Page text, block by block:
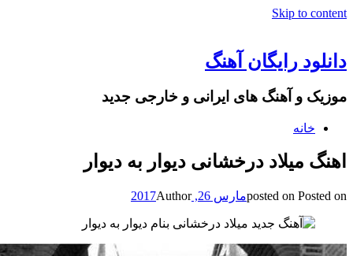
Skip to
رایگان آهنگ
و آهنگ های ایرانی و خارجی جدید
خانه
میلاد درخشانی دیوار به دیوار
posted onPosted مارس 26, 2017 Author